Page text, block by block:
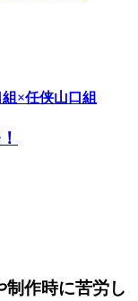
×任侠山口組
制作時に苦労し